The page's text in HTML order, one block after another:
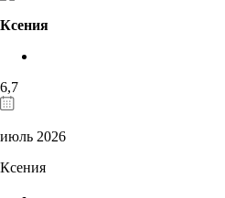
Ксения
6,7
июль 2026
Ксения